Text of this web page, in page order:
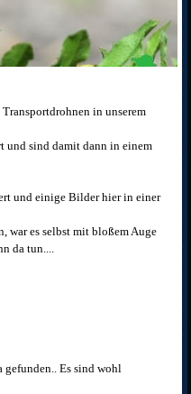
in unserem
und sind damit dann in einem
und einige Bilder hier in einer
war es selbst mit bloßem Auge
da tun....
Es sind wohl